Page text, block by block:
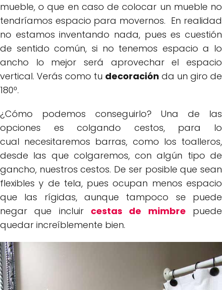
mueble, o que en caso de colocar un mueble no
tendríamos espacio para movernos. En realidad
no estamos inventando nada, pues es cuestión
de sentido común, si no tenemos espacio a lo
ancho lo mejor será aprovechar el espacio
vertical. Verás como tu decoración da un giro de
180º.
¿Cómo podemos conseguirlo? Una de las
opciones es colgando cestos, para lo
cual necesitaremos barras, como los toalleros,
desde las que colgaremos, con algún tipo de
gancho, nuestros cestos. De ser posible que sean
flexibles y de tela, pues ocupan menos espacio
que las rígidas, aunque tampoco se puede
negar que incluir cestas de mimbre puede
quedar increíblemente bien.